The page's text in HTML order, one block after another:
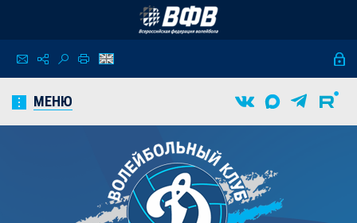
МЕНЮ